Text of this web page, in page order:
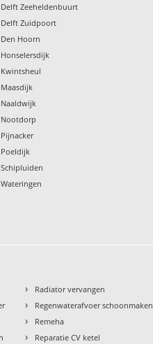
Zeeheldenbuurt
Zuidpoort
Hoorn
› Radiator vervangen
› Regenwaterafvoer schoonmaken
› Remeha
› Reparatie CV ketel